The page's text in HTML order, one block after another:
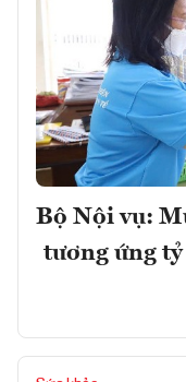
Bộ Nội vụ:
tương ứng tỷ